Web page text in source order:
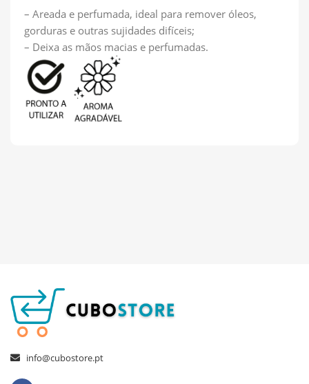
– Areada e perfumada, ideal para remover óleos,
gorduras e outras sujidades difíceis;
– Deixa as mãos macias e perfumadas.
info@cubostore.pt